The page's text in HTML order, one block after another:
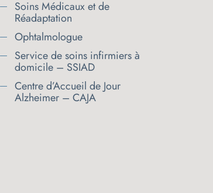
Soins Médicaux et de
Réadaptation
Ophtalmologue
Service de soins infirmiers à
domicile – SSIAD
Centre d’Accueil de Jour
Alzheimer – CAJA